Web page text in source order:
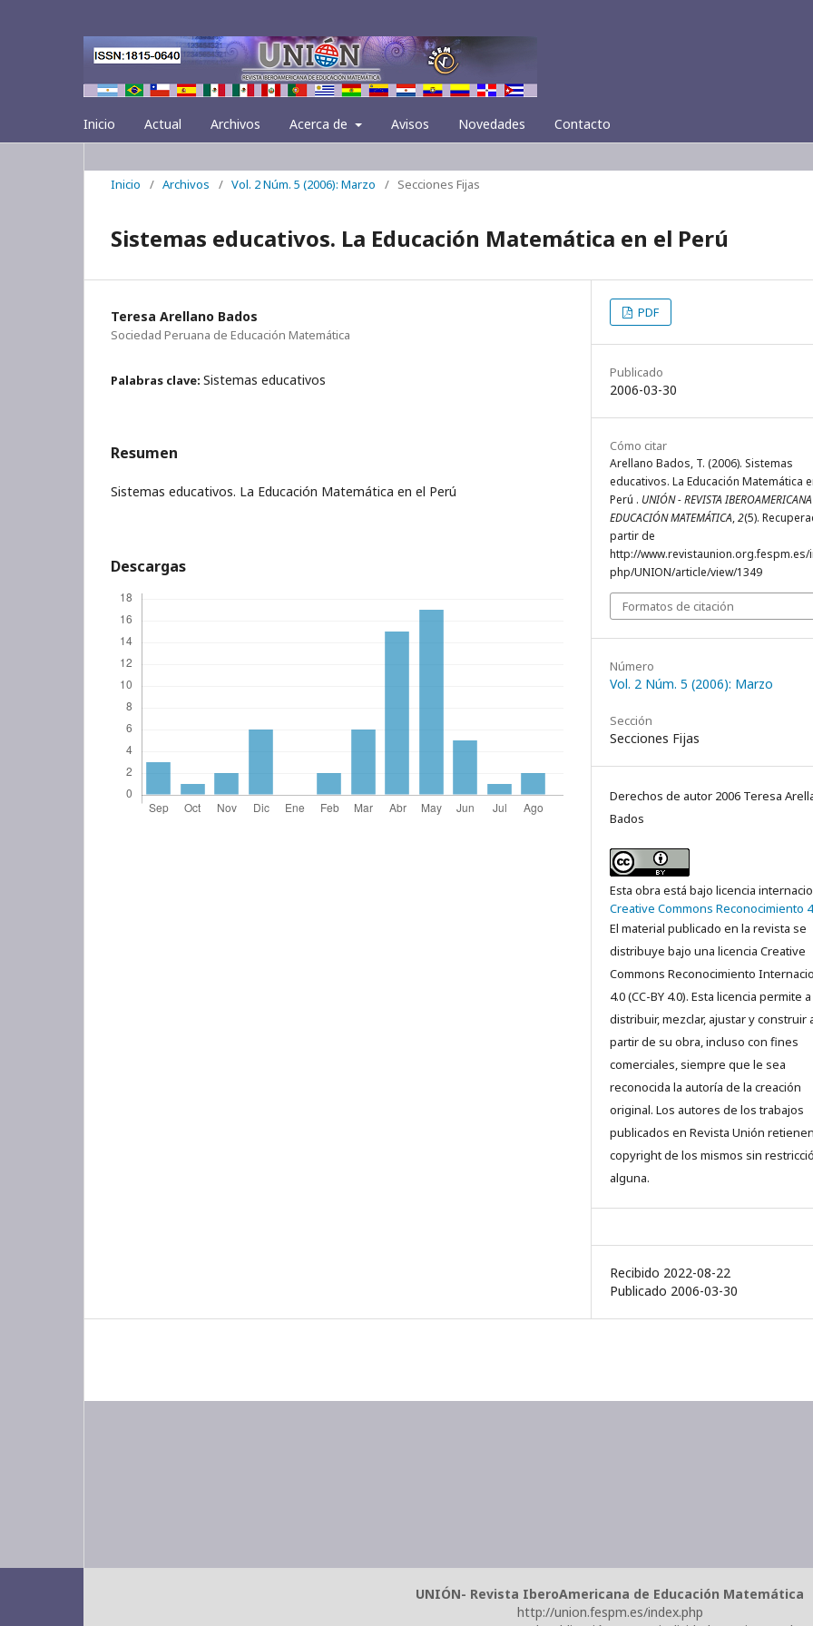
Inicio Actual Archivos Acerca de Avisos Novedades Contacto
Inicio / Archivos / Vol. 2 Núm. 5 (2006): Marzo / Secciones Fijas
Sistemas educativos. La Educación Matemática en el Perú
Teresa Arellano Bados
Sociedad Peruana de Educación Matemática
Palabras clave: Sistemas educativos
Resumen
Sistemas educativos. La Educación Matemática en el Perú
Descargas
PDF
Publicado
2006-03-30
Cómo citar
Arellano Bados, T. (2006). Sistemas
educativos. La Educación Matemática
Perú . UNIÓN - REVISTA
EDUCACIÓN MATEMÁTICA,2(5).
partir de
http://www.revistaunion.org.fespm.es/
php/UNION/article/view/1349
Formatos de citación
Número
Vol. 2 Núm. 5 (2006): Marzo
Sección
Secciones Fijas
Derechos de autor 2006 Teresa
Bados
Esta obra está bajo licencia
Creative Commons Reconocimiento
El material publicado en la revista se
distribuye bajo una licencia Creative
Commons Reconocimiento
4.0 (CC-BY 4.0). Esta licencia permite
distribuir, mezclar, ajustar y construir
partir de su obra, incluso con fines
comerciales, siempre que le sea
reconocida la autoría de la creación
original. Los autores de los trabajos
publicados en Revista Unión
copyright de los mismos sin
alguna.
Recibido 2022-08-22
Publicado 2006-03-30
UNIÓN- Revista IberoAmericana de Educación Matemática
http://union.fespm.es/index.php